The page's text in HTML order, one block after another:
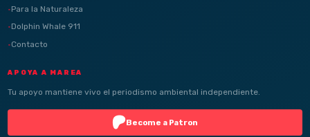
Para la Naturaleza
Dolphin Whale 911
Contacto
APOYA A MAREA
Tu apoyo mantiene vivo el periodismo ambiental independiente.
Become a Patron